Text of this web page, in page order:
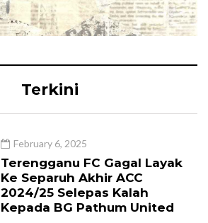
Terkini
February 6, 2025
Terengganu FC Gagal Layak
Ke Separuh Akhir ACC
2024/25 Selepas Kalah
Kepada BG Pathum United